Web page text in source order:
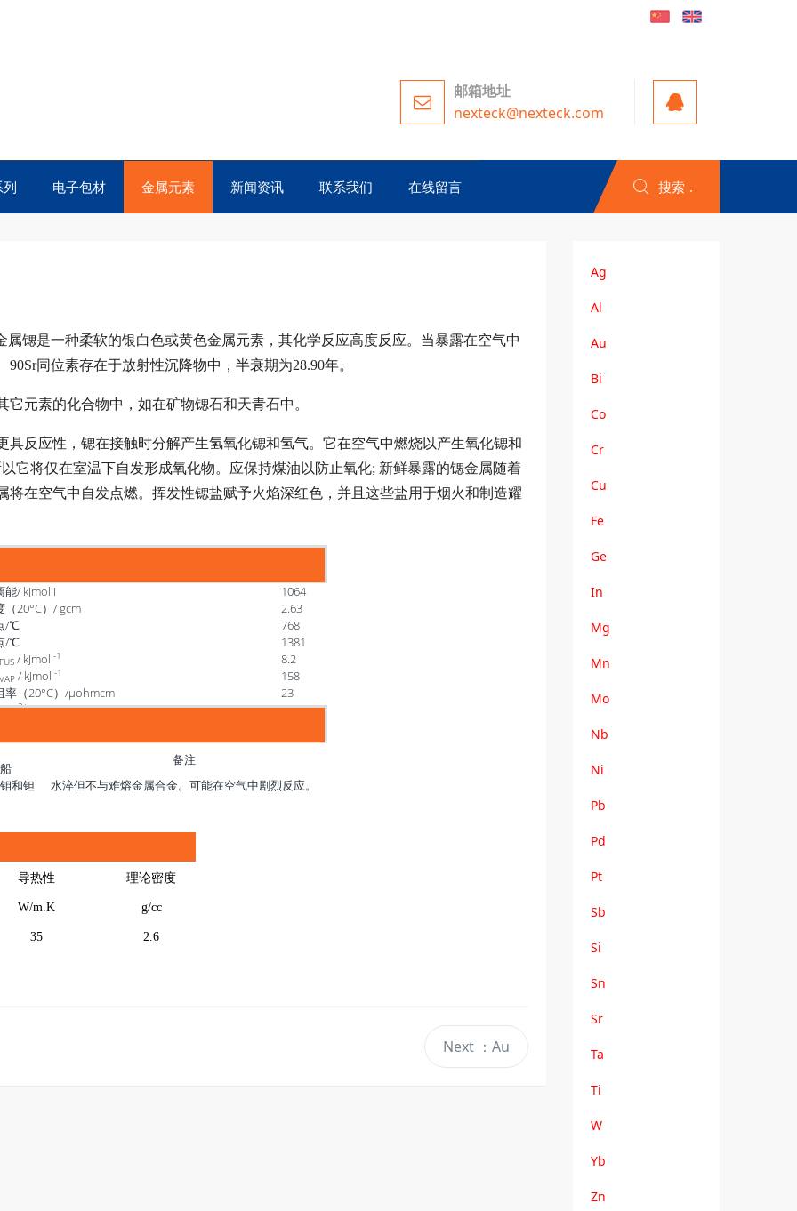
邮箱地址
nexteck@nexteck.com
电子包材 金属元素 新闻资讯 联系我们 在线留言 搜索
锶是一种柔软的银白色或黄色金属元素，其化学反应高度反应。当暴露在空气中
同位素存在于放射性沉降物中，半衰期为28.90年。
元素的化合物中，如在矿物锶石和天青石中。
反应性，锶在接触时分解产生氢氧化锶和氢气。它在空气中燃烧以产生氧化锶和
它将仅在室温下自发形成氧化物。应保持煤油以防止氧化; 新鲜暴露的锶金属随着
在空气中自发点燃。挥发性锶盐赋予火焰深红色，并且这些盐用于烟火和制造耀
能/ kJmolII
1064
（20°C）/ gcm
2.63
/℃
768
/℃
1381
FUS / kJmol -1 8.2
VAP / kJmol -1
158
率（20°C）/μohmcm
23
M2+（aq）+ + 2e-→M ）/ V -2.89
备注
船
和钽
水淬但不与难熔金属合金。可能在空气中剧烈反应。
导热性
W/m.K
理论密度
g/cc
35 2.6
Next ：Au
Ag
Al
Au
Bi
Co
Cr
Cu
Fe
Ge
In
Mg
Mn
Mo
Nb
Ni
Pb
Pd
Pt
Sb
Si
Sn
Sr
Ta
Ti
W
Yb
Zn